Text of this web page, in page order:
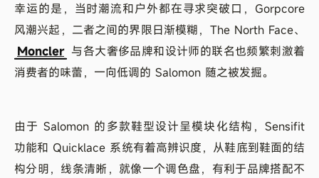
幸运的是，当时潮流和户外都在寻求突破口，Gorpcore
风潮兴起，二者之间的界限日渐模糊，The North Face、
Moncler 与各大奢侈品牌和设计师的联名也频繁刺激着
消费者的味蕾，一向低调的 Salomon 随之被发掘。
由于 Salomon 的多款鞋型设计呈模块化结构，Sensifit
功能和 Quicklace 系统有着高辨识度，从鞋底到鞋面的结
构分明，线条清晰，就像一个调色盘，有利于品牌搭配不